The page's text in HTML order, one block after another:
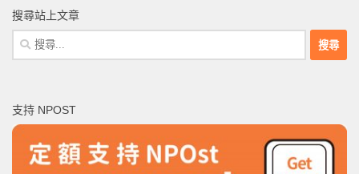
搜尋站上文章
搜
尋
字:
支持 NPOST